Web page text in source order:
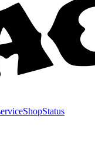
ShopStatus